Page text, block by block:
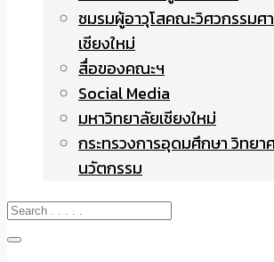
ชมรมผู้อาวุโสคณะวิศวกรรมศ
เชียงใหม่
สื่อของคณะฯ
Social Media
มหาวิทยาลัยเชียงใหม่
กระทรวงการอุดมศึกษา วิทยา
นวัตกรรม